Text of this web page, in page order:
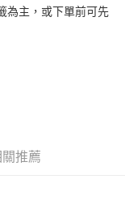
為主，或下單前可先
推薦